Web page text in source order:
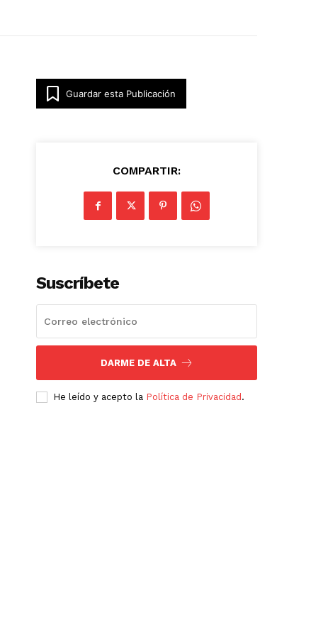
Guardar esta Publicación
COMPARTIR:
Suscríbete
DARME DE ALTA
He leído y acepto la Política de Privacidad .